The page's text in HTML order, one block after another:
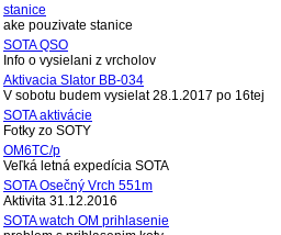
stanice
ake pouzivate stanice
SOTA QSO
Info o vysielani z vrcholov
Aktivacia SIator BB-034
V sobotu budem vysielat 28.1.2017 po 16tej
SOTA aktivácie
Fotky zo SOTY
OM6TC/p
Veľká letná expedícia SOTA
SOTA Osečný Vrch 551m
Aktivita 31.12.2016
SOTA watch OM prihlasenie